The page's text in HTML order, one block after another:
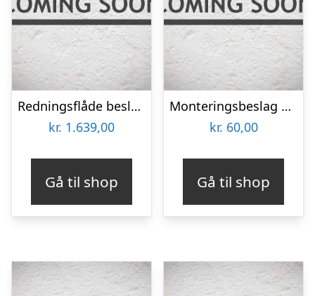
Redningsflåde beslag til søgelænder, RF stål – 1161174
kr. 1.639,00
Gå til shop
Monteringsbeslag søgelænder til lalizas “store all” hvid – 1153601
kr. 60,00
Gå til shop